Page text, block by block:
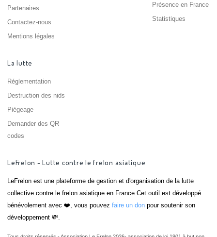
Partenaires
Contactez-nous
Mentions légales
Présence en France
Statistiques
La lutte
Réglementation
Destruction des nids
Piégeage
Demander des QR
codes
LeFrelon - Lutte contre le frelon asiatique
LeFrelon est une plateforme de gestion et d'organisation de la lutte
collective contre le frelon asiatique en France.Cet outil est développé
bénévolement avec ❤️, vous pouvez faire un don pour soutenir son
développement 💸.